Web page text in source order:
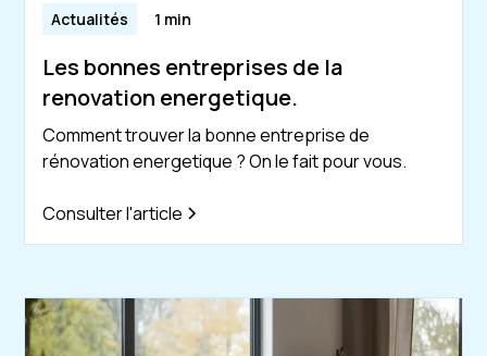
Actualités 1 min
Les bonnes entreprises de la
renovation energetique.
Comment trouver la bonne entreprise de
rénovation energetique ? On le fait pour vous.
Consulter l'article